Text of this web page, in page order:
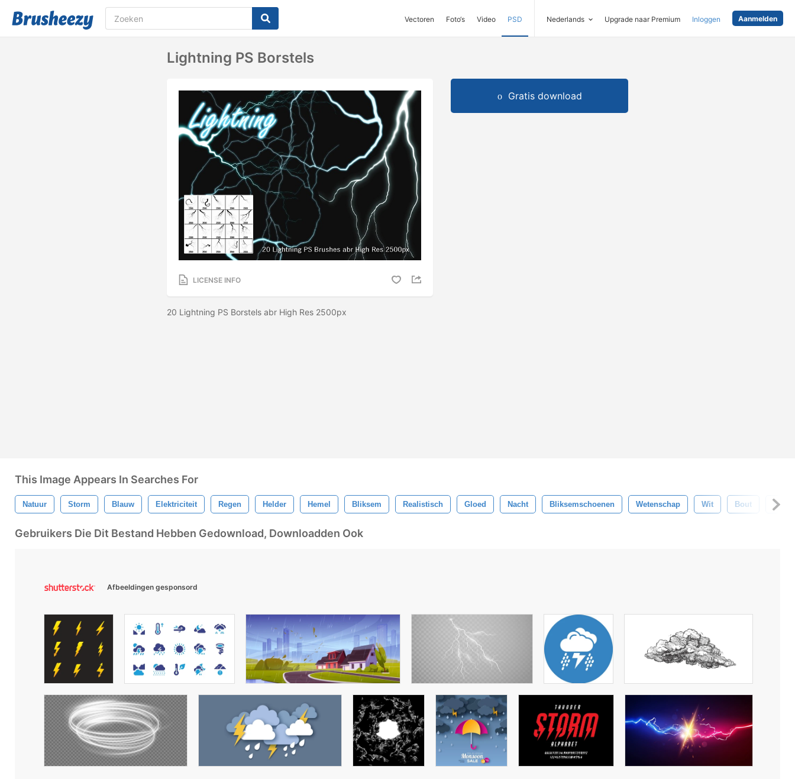
Vectoren Foto‘s Video PSD Nederlands Upgrade naar Premium Inloggen Aanmelden
Lightning PS Borstels
LICENSE INFO
20 Lightning PS Borstels abr High Res 2500px
Gratis download
This Image Appears In Searches For
Natuur Storm Blauw Elektriciteit Regen Helder Hemel Bliksem Realistisch Gloed Nacht Bliksemschoenen Wetenschap Wit Bout Magie
Gebruikers Die Dit Bestand Hebben Gedownload, Downloadden Ook
Afbeeldingen gesponsord